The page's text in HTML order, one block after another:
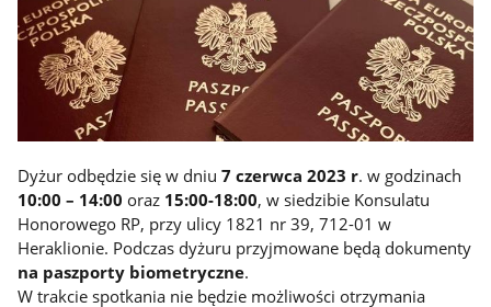
Dyżur odbędzie się w dniu7 czerwca 2023 r. w godzinach
10:00 – 14:00 oraz 15:00-18:00, w siedzibie Konsulatu
Honorowego RP, przy ulicy 1821 nr 39, 712-01 w
Heraklionie. Podczas dyżuru przyjmowane będą dokumenty
na paszporty biometryczne.
W trakcie spotkania nie będzie możliwości otrzymania